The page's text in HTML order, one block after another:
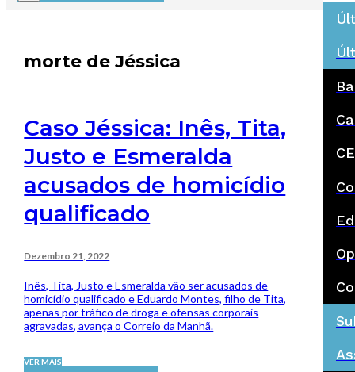
morte de Jéssica
Caso Jéssica: Inês, Tita,
Justo e Esmeralda
acusados de homicídio
qualificado
Dezembro 21, 2022
Inês, Tita, Justo e Esmeralda vão ser acusados de
homicídio qualificado e Eduardo Montes, filho de Tita,
apenas por tráfico de droga e ofensas corporais
agravadas, avança o Correio da Manhã.
VER MAIS